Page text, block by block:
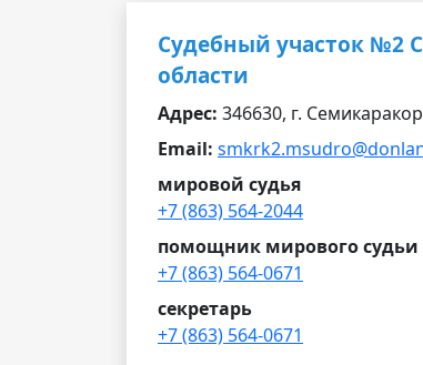
Судебный участок №2
области
Адрес: 346630, г.
Email:
мировой судья
+7 (863) 564-2044
помощник мирового судьи
+7 (863) 564-0671
секретарь
+7 (863) 564-0671